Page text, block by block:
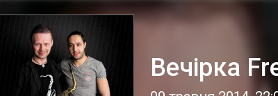
Вечірка